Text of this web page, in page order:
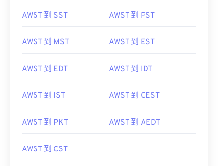
AWST 到 SST AWST 到 PST
AWST 到 MST AWST 到 EST
AWST 到 EDT AWST 到 IDT
AWST 到 IST AWST 到 CEST
AWST 到 PKT AWST 到 AEDT
AWST 到 CST